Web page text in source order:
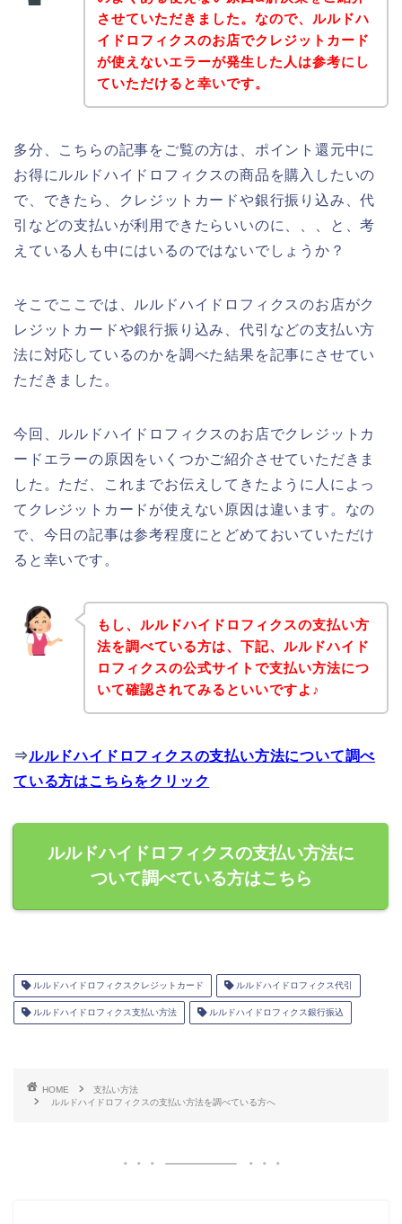
させていただきました。なので、ルルドハ
イドロフィクスのお店でクレジットカード
が使えないエラーが発生した人は参考にし
ていただけると幸いです。
多分、こちらの記事をご覧の方は、ポイント還元中に
お得にルルドハイドロフィクスの商品を購入したいの
で、できたら、クレジットカードや銀行振り込み、代
引などの支払いが利用できたらいいのに、、、と、考
えている人も中にはいるのではないでしょうか？
そこでここでは、ルルドハイドロフィクスのお店がク
レジットカードや銀行振り込み、代引などの支払い方
法に対応しているのかを調べた結果を記事にさせてい
ただきました。
今回、ルルドハイドロフィクスのお店でクレジットカ
ードエラーの原因をいくつかご紹介させていただきま
した。ただ、これまでお伝えしてきたように人によっ
てクレジットカードが使えない原因は違います。なの
で、今日の記事は参考程度にとどめておいていただけ
ると幸いです。
もし、ルルドハイドロフィクスの支払い方
法を調べている方は、下記、ルルドハイド
ロフィクスの公式サイトで支払い方法につ
いて確認されてみるといいですよ♪
⇒ルルドハイドロフィクスの支払い方法について調べ
ている方はこちらをクリック
ルルドハイドロフィクスの支払い方法に
ついて調べている方はこちら
ルルドハイドロフィクスクレジットカード ルルドハイドロフィクス代引
ルルドハイドロフィクス支払い方法 ルルドハイドロフィクス銀行振込
HOME
支払い方法
ルルドハイドロフィクスの支払い方法を調べている方へ